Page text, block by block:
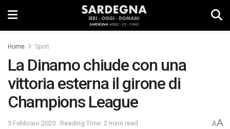
Home Sport
La Dinamo chiude con una
vittoria esterna il girone di
Champions League
5 Febbraio 2020 Reading Time: 2 mins read AA